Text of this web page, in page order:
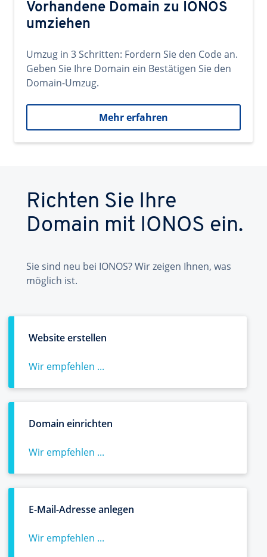
Vorhandene Domain zu IONOS
umziehen
Umzug in 3 Schritten: Fordern Sie den Code an.
Geben Sie Ihre Domain ein Bestätigen Sie den
Domain-Umzug.
Mehr erfahren
Richten Sie Ihre
Domain mit IONOS ein.
Sie sind neu bei IONOS? Wir zeigen Ihnen, was
möglich ist.
Website erstellen
Wir empfehlen ...
Domain einrichten
Wir empfehlen ...
E-Mail-Adresse anlegen
Wir empfehlen ...